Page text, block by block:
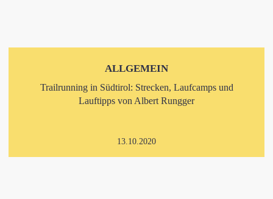
ALLGEMEIN
Trailrunning in Südtirol: Strecken, Laufcamps und
Lauftipps von Albert Rungger
13.10.2020